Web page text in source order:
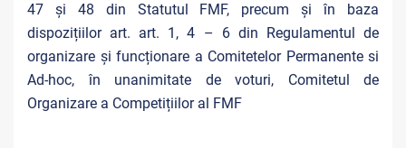
47 și 48 din Statutul FMF, precum și în baza
dispozițiilor art. art. 1, 4 – 6 din Regulamentul de
organizare și funcționare a Comitetelor Permanente si
Ad-hoc, în unanimitate de voturi, Comitetul de
Organizare a Competițiilor al FMF